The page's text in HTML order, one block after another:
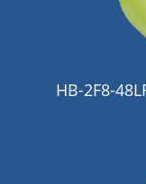
HB-2F8-